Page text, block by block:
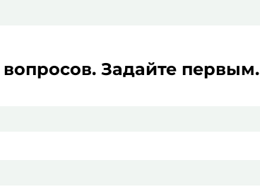
Задайте первым.